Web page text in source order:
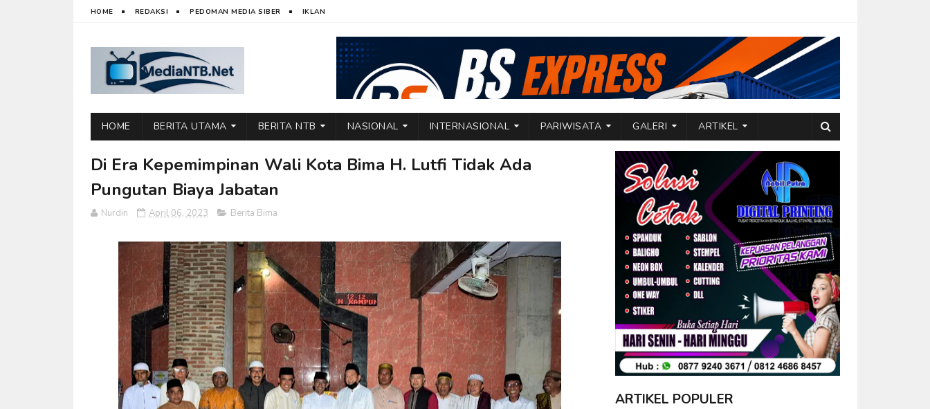
HOME REDAKSI PEDOMAN MEDIA SIBER IKLAN
HOME BERITA UTAMA BERITA NTB NASIONAL INTERNASIONAL PARIWISATA GALERI ARTIKEL
Di Era Kepemimpinan Wali Kota Bima H. Lutfi Tidak Ada
Pungutan Biaya Jabatan
Nurdin April 06, 2023 Berita Bima
ARTIKEL POPULER